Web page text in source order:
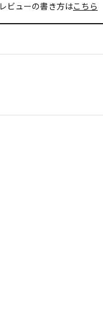
レビューの書き方はこちら